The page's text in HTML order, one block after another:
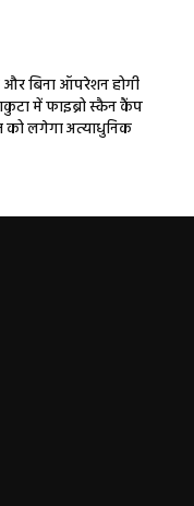
और बिना ऑपरेशन होगी
में फाइब्रो स्कैन कैंप
को लगेगा अत्याधुनिक